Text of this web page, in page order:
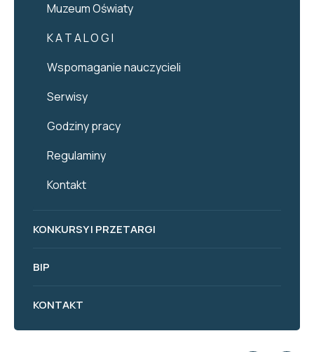
Muzeum Oświaty
K A T A L O G I
Wspomaganie nauczycieli
Serwisy
Godziny pracy
Regulaminy
Kontakt
KONKURSY I PRZETARGI
BIP
KONTAKT